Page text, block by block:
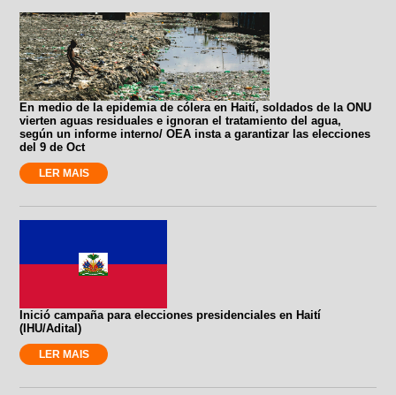
En medio de la epidemia de cólera en Haití, soldados de la ONU
vierten aguas residuales e ignoran el tratamiento del agua,
según un informe interno/ OEA insta a garantizar las elecciones
del 9 de Oct
LER MAIS
Inició campaña para elecciones presidenciales en Haití
(IHU/Adital)
LER MAIS